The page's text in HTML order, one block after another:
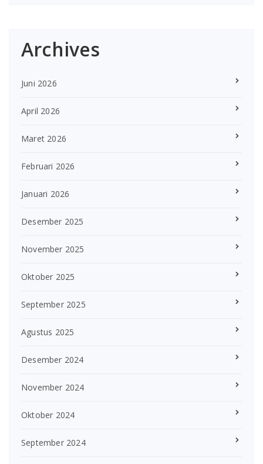
Archives
Juni 2026
April 2026
Maret 2026
Februari 2026
Januari 2026
Desember 2025
November 2025
Oktober 2025
September 2025
Agustus 2025
Desember 2024
November 2024
Oktober 2024
September 2024